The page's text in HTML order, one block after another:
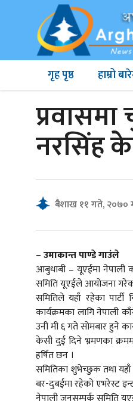
गृह पृष्ठ हाम्रो
नरसिंह
बैशाख ११ गते, २०७०
– उमाकान्त पाण्डे गाउंले
आबुधाबी – यूएईमा नेपाली
समिति यूएईले आयोजना
समितिले यहाँ रहेका पार्टी
कार्यक्रमका लागि नेपाली
उनी मी ६ गते सोमबार हुने
केसी दुई दिने भ्रमणका
हर्षित छन ।
समितिका शुभेच्छुक तथा
बर-दुबईमा रहेको एभरेस्ट